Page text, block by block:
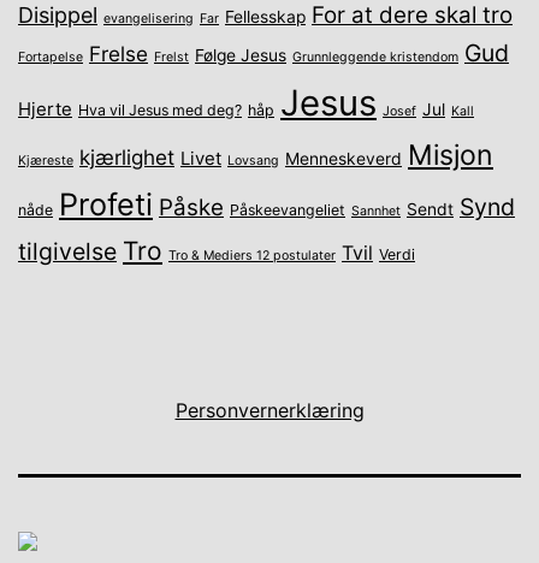
Disippel evangelisering Far Fellesskap For at dere skal tro
Fortapelse Frelse Frelst Følge Jesus Grunnleggende kristendom Gud
Hjerte Hva vil Jesus med deg? håp Jesus Josef Jul Kall
Kjæreste kjærlighet Livet Lovsang Menneskeverd Misjon
nåde Profeti Påske Påskeevangeliet Sannhet Sendt Synd
tilgivelse Tro Tro & Mediers 12 postulater Tvil Verdi
Personvernerklæring